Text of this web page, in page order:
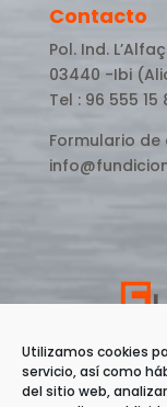
Utilizamos cookies
servicio, así como
del sitio web,
Contacto
Pol. Ind.
03440 -Ibi
Tel : 96 555 15
Formulario